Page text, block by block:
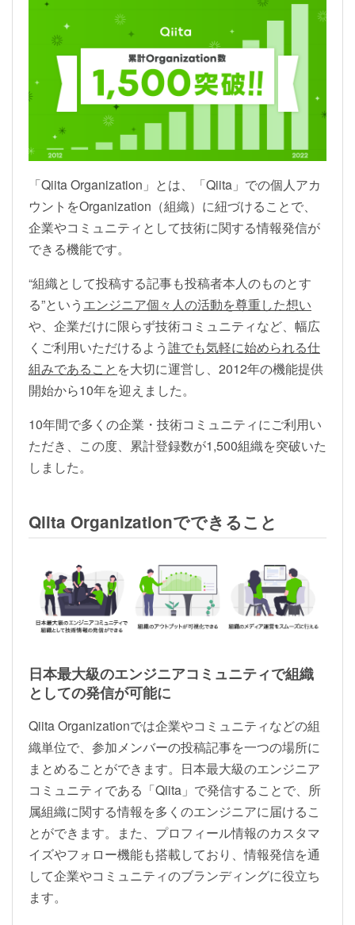
「Qiita Organization」とは、「Qiita」での個人アカ
ウントをOrganization（組織）に紐づけることで、
企業やコミュニティとして技術に関する情報発信が
できる機能です。
“組織として投稿する記事も投稿者本人のものとす
る”という エンジニア個々人の活動を尊重した想い
や、企業だけに限らず技術コミュニティなど、幅広
くご利用いただけるよう誰でも気軽に始められる仕
組みであること を大切に運営し、2012年の機能提供
開始から10年を迎えました。
10年間で多くの企業・技術コミュニティにご利用い
ただき、この度、累計登録数が1,500組織を突破いた
しました。
Qiita Organizationでできること
日本最大級のエンジニアコミュニティで組織
としての発信が可能に
Qiita Organizationでは企業やコミュニティなどの組
織単位で、参加メンバーの投稿記事を一つの場所に
まとめることができます。日本最大級のエンジニア
コミュニティである「Qiita」で発信することで、所
属組織に関する情報を多くのエンジニアに届けるこ
とができます。また、プロフィール情報のカスタマ
イズやフォロー機能も搭載しており、情報発信を通
して企業やコミュニティのブランディングに役立ち
ます。